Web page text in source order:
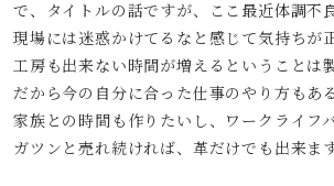
で、タイトルの話ですが、
ここ最近体調不
現場には迷惑かけてるなと感じて気持ちが
工房も出来ない時間が増えるということは
だから今の自分に合った仕事のやり方もあ
家族との時間も作りたいし、ワークライフ
ガツンと売れ続ければ、革だけでも出来